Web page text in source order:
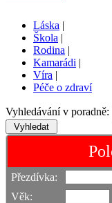
Láska |
Škola |
Rodina |
Kamarádi |
Víra |
Péče o zdraví
Vyhledávání v poradně:
Přezdívka:
Věk: